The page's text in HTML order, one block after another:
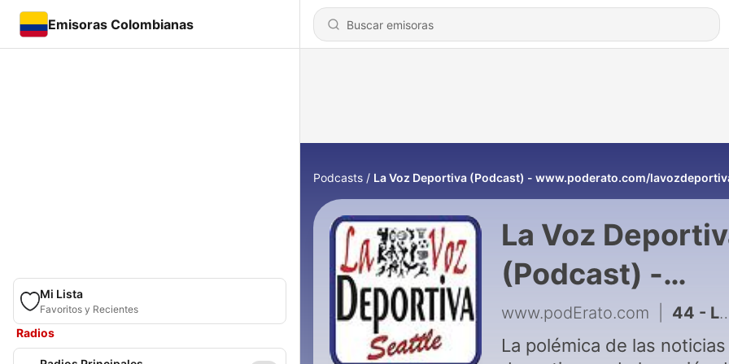
Emisoras Colombianas
Mi Lista
Favoritos y Recientes
Radios
Podcasts La Voz Deportiva (Podcast) - www.poderato.com/
La Voz
(Podcast) -
www.podErato.com 44 - Los Cuartos De Final De La Champions Iniciaron
La polémica de las noticias